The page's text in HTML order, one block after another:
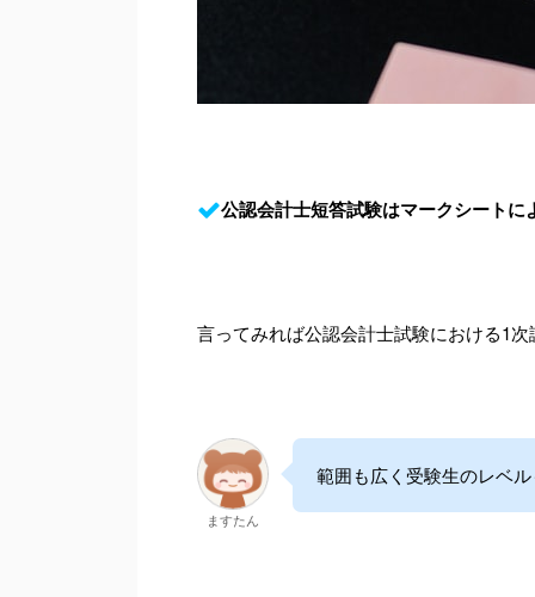
公認会計士短答試験はマークシートに
言ってみれば公認会計士試験における1
ますたん
範囲も広く受験生のレベ